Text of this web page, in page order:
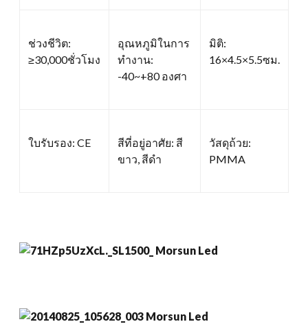
ช่วงชีวิต:
≥30,000ชั่วโมง
อุณหภูมิในการ
ทำงาน:
-40~+80 องศา
มิติ:
16×4.5×5.5ซม.
ใบรับรอง: CE
สีที่อยู่อาศัย: สี
ขาว, สีดำ
วัสดุถ้วย:
PMMA